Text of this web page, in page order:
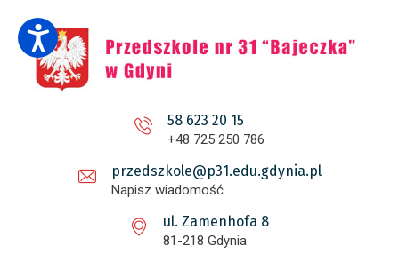
58 623 20 15
+48 725 250 786
przedszkole@p31.edu.gdynia.pl
Napisz wiadomość
ul. Zamenhofa 8
81-218 Gdynia